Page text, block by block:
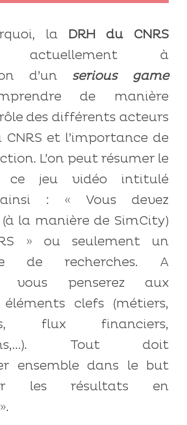
la DRH du CNRS
actuellement à
d’un serious game
de manière
des différents acteurs
et l’importance de
L’on peut résumer le
ce jeu vidéo intitulé
: « Vous devez
la manière de SimCity)
» ou seulement un
de recherches. A
vous penserez aux
clefs (métiers,
flux financiers,
Tout doit
ensemble dans le but
les résultats en